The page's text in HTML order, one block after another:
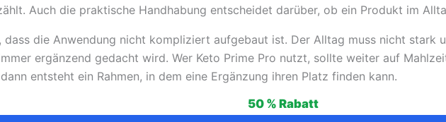
Auch die praktische Handhabung entscheidet darüber, ob ein Produkt im
dass die Anwendung nicht kompliziert aufgebaut ist. Der Alltag muss nicht
ergänzend gedacht wird. Wer Keto Prime Pro nutzt, sollte weiter auf
entsteht ein Rahmen, in dem eine Ergänzung ihren Platz finden kann.
50 % Rabatt